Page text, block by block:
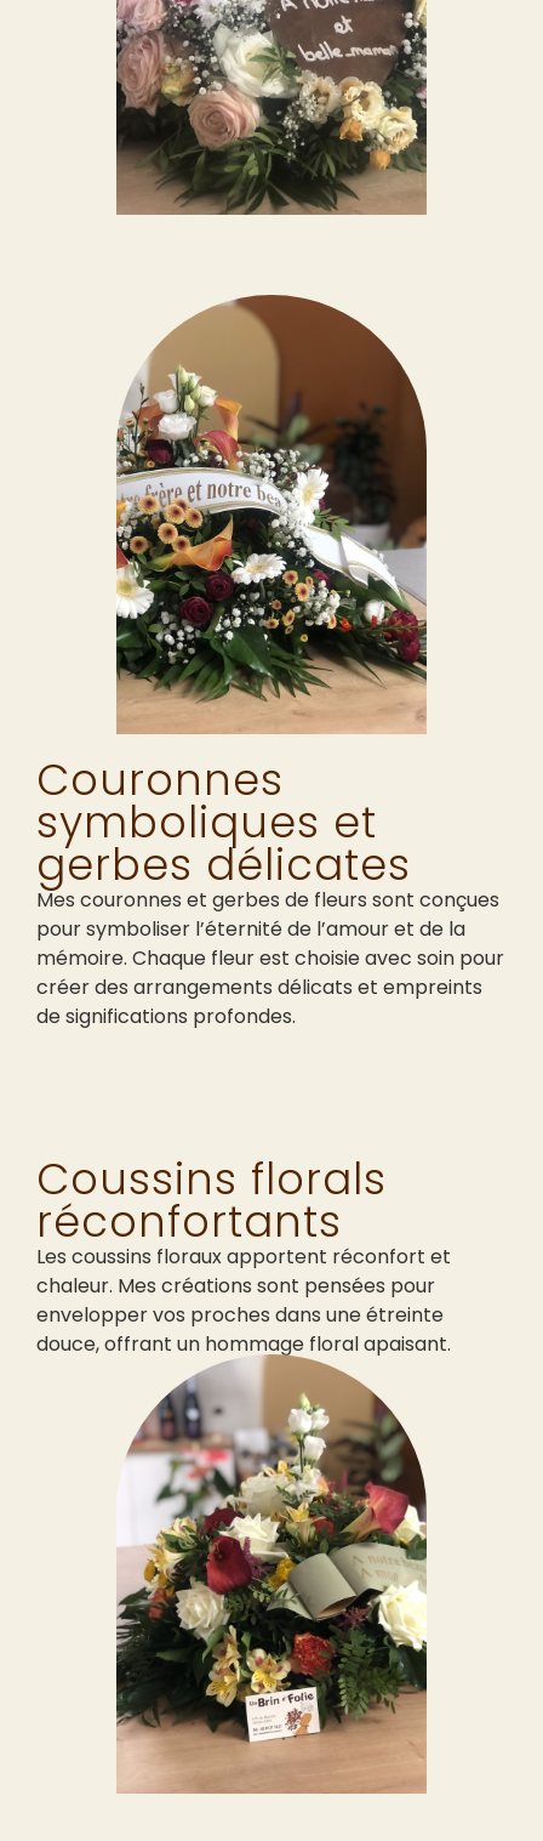
Couronnes
symboliques et
gerbes délicates
Mes couronnes et gerbes de fleurs sont conçues
pour symboliser l’éternité de l’amour et de la
mémoire. Chaque fleur est choisie avec soin pour
créer des arrangements délicats et empreints
de significations profondes.
Coussins florals
réconfortants
Les coussins floraux apportent réconfort et
chaleur. Mes créations sont pensées pour
envelopper vos proches dans une étreinte
douce, offrant un hommage floral apaisant.